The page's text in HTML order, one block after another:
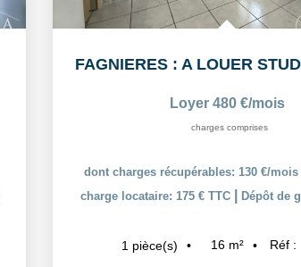
Loyer 480 €/mois
charges comprises
dont charges récupérables: 130 €/mois
charge locataire: 175 € TTC
Dépôt de
1 pièce(s) 16 m² Réf :